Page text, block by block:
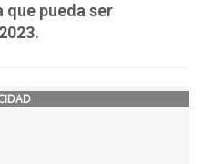
que pueda ser